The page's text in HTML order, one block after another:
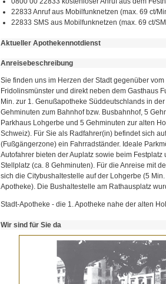
22833 Anruf aus Mobilfunknetzen (max. 69 ct/
22833 SMS aus Mobilfunknetzen (max. 69 ct/
Aktueller Apothekennotdienst
Anreisebeschreibung
Sie finden uns im Herzen der Stadt gegenüber
Fridolinsmünster und direkt neben dem Gasthaus
Min. zur 1. Genußapotheke Süddeutschlands in
Gehminuten zum Bahnhof bzw. Busbahnhof, 5
Parkhaus Lohgerbe und 5 Gehminuten zur alten
Schweiz). Für Sie als Radfahrer(in) befindet sich
(Fußgängerzone) ein Fahrradständer. Ideale
Autofahrer bieten der Auplatz sowie beim Festplatz
Stellplatz (ca. 8 Gehminuten). Für die Anreise mit
sich die Citybushaltestelle auf der Lohgerbe (5
Apotheke). Die Bushaltestelle am Rathausplatz
Stadt-Apotheke - die 1. Apotheke nahe der alten
Wir sind für Sie da